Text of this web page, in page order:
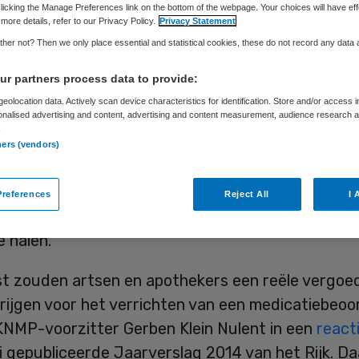
Skipr Redactie 22 mei 2015,08:17 9 keer gelezen
(Volksgezondheid) moet de besparing
die artsen en apothekers hebben
KNMP. Dat kan bijvoorbeeld door
door apothekers uit het eigen risico
halen.
zouden artsen en apothekers een reële
voor het verrichten van een
voorzitter Gerben Klein Nulent in een
gepubliceerde Jaarverslag 2014 van het Rijk.
the Manage Preferences link on the bottom of the webpage. Your choices will have
details, refer to our Privacy Policy. Privacy Statement
not? Then we only place essential and statistical cookies, these do not record any data
partners process data to provide:
data. Actively scan device characteristics for identification. Store and/or access
advertising and content, advertising and content measurement, audience research
(vendors)
Reject All I